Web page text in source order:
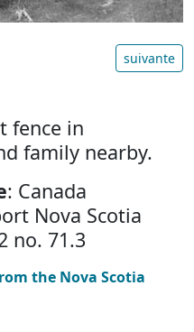
suivante
fence in
family nearby.
: Canada
Nova Scotia
no. 71.3
the Nova Scotia